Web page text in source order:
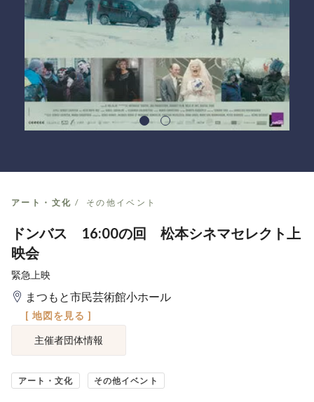
アート・文化 その他イベント
ドンバス 16:00の回 松本シネマセレクト上
映会
緊急上映
まつもと市民芸術館小ホール
[ 地図を見る ]
主催者団体情報
アート・文化 その他イベント